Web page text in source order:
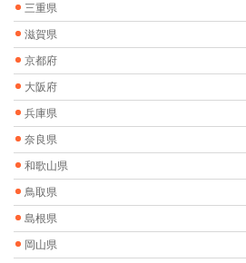
三重県
滋賀県
京都府
大阪府
兵庫県
奈良県
和歌山県
鳥取県
島根県
岡山県